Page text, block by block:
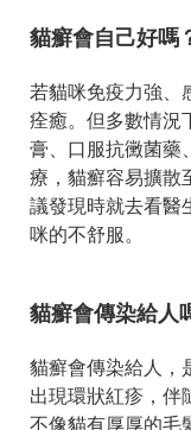
貓癬會自己好嗎
若貓咪免疫力強、
痊癒。但多數情況
膏、口服抗黴菌藥
療，貓癬容易擴散
議發現時就去看醫
咪的不舒服。
貓癬會傳染給人
貓癬會傳染給人，
出現環狀紅疹，伴
不像貓有厚厚的毛